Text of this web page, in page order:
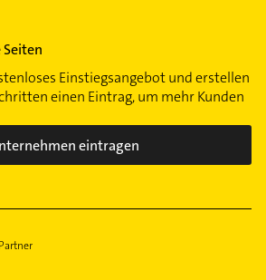
Einstiegsangebot und erstellen
einen Eintrag, um mehr Kunden
eintragen